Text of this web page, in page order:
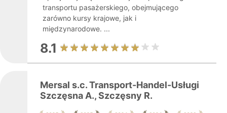
transportu pasażerskiego, obejmującego
zarówno kursy krajowe, jak i
międzynarodowe. ...
8.1
Mersal s.c. Transport-Handel-Usługi
Szczęsna A., Szczęsny R.